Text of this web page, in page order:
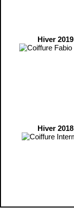
Hiver 2019
Hiver 2018